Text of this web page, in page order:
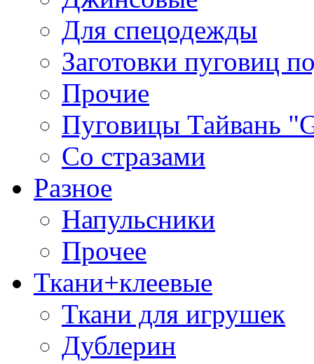
Для спецодежды
Заготовки пуговиц
Прочие
Пуговицы Тайвань
Со стразами
Разное
Напульсники
Прочее
Ткани+клеевые
Ткани для игрушек
Дублерин